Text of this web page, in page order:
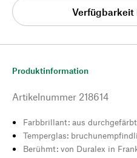
Verfügbarkeit
Produktinformation
Artikelnummer 218614
Farbbrillant: aus
Temperglas:
Berühmt: von Duralex in